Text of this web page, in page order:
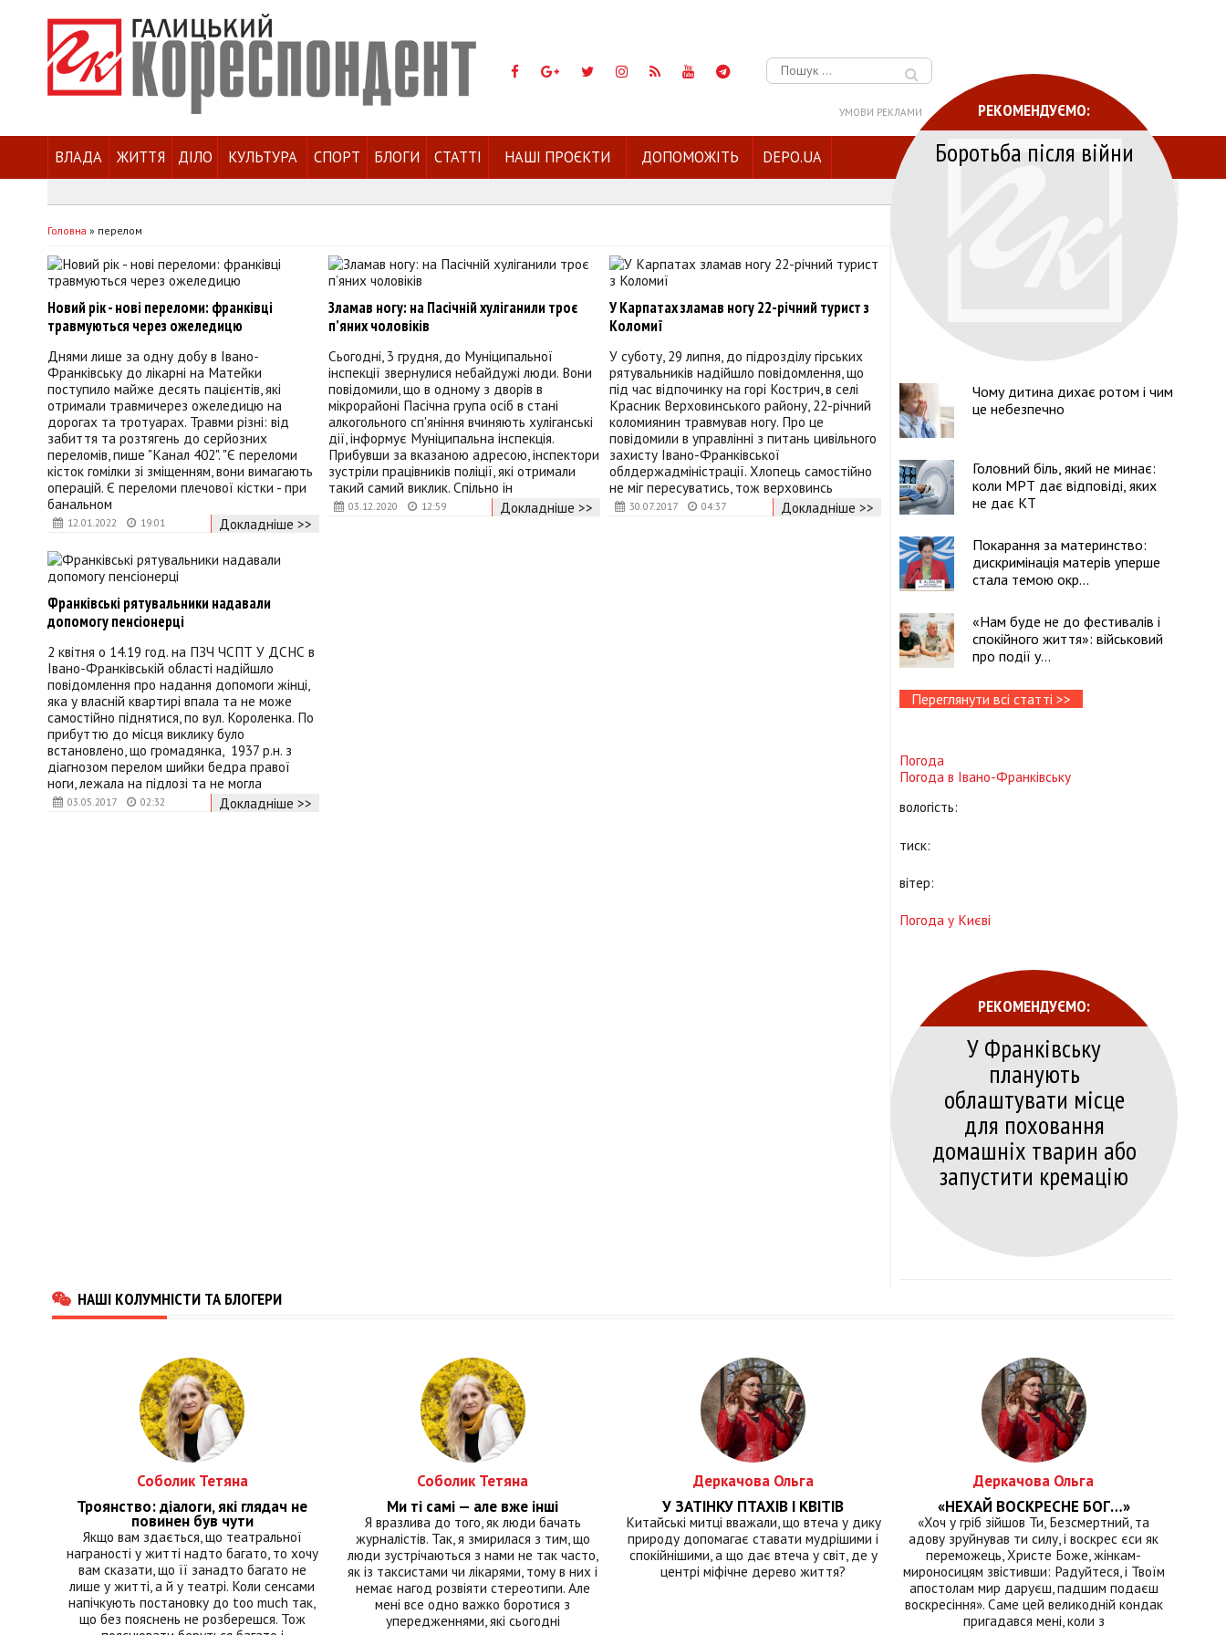
Пошук:
УМОВИ РЕКЛАМИ
ВЛАДА ЖИТТЯ ДІЛО КУЛЬТУРА СПОРТ БЛОГИ СТАТТІ НАШІ ПРОЄКТИ ДОПОМОЖІТЬ DEPO.UA
Головна » перелом
12.01.2022 19:01
Новий рік - нові переломи: франківці
травмуються через ожеледицю
Днями лише за одну добу в Івано-
Франківську до лікарні на Матейки
поступило майже десять пацієнтів, які
отримали травмичерез ожеледицю на
дорогах та тротуарах. Травми різні: від
забиття та розтягень до серйозних
переломів, пише "Канал 402". "Є переломи
кісток гомілки зі зміщенням, вони вимагають
операцій. Є переломи плечової кістки - при
банальном
Докладніше >>
03.12.2020 12:59
Зламав ногу: на Пасічній хуліганили троє
п’яних чоловіків
Сьогодні, 3 грудня, до Муніципальної
інспекції звернулися небайдужі люди. Вони
повідомили, що в одному з дворів в
мікрорайоні Пасічна група осіб в стані
алкогольного сп'яніння вчиняють хуліганські
дії, інформує Муніципальна інспекція.
Прибувши за вказаною адресою, інспектори
зустріли працівників поліції, які отримали
такий самий виклик. Спільно ін
Докладніше >>
30.07.2017 04:37
У Карпатах зламав ногу 22-річний турист з
Коломиї
У суботу, 29 липня, до підрозділу гірських
рятувальників надійшло повідомлення, що
під час відпочинку на горі Кострич, в селі
Красник Верховинського району, 22-річний
коломиянин травмував ногу. Про це
повідомили в управлінні з питань цивільного
захисту Івано-Франківської
облдержадміністрації. Хлопець самостійно
не міг пересуватись, тож верховинсь
Докладніше >>
03.05.2017 02:32
Франківські рятувальники надавали
допомогу пенсіонерці
2 квітня о 14.19 год. на ПЗЧ ЧСПТ У ДСНС в
Івано-Франківській області надійшло
повідомлення про надання допомоги жінці,
яка у власній квартирі впала та не може
самостійно піднятися, по вул. Короленка. По
прибуттю до місця виклику було
встановлено, що громадянка, 1937 р.н. з
діагнозом перелом шийки бедра правої
ноги, лежала на підлозі та не могла
Докладніше >>
РЕКОМЕНДУЄМО:
Боротьба після війни
Чому дитина дихає ротом і чим
це небезпечно
Головний біль, який не минає:
коли МРТ дає відповіді, яких
не дає КТ
Покарання за материнство:
дискримінація матерів уперше
стала темою окр...
«Нам буде не до фестивалів і
спокійного життя»: військовий
про події у...
Переглянути всі статті >>
Погода
Погода в Івано-Франківську
вологість:
тиск:
вітер:
Погода у Києві
РЕКОМЕНДУЄМО:
У Франківську
планують
облаштувати місце
для поховання
домашніх тварин або
запустити кремацію
НАШІ КОЛУМНІСТИ ТА БЛОГЕРИ
Соболик Тетяна
Троянство: діалоги, які глядач не
повинен був чути
Якщо вам здається, що театральної
награності у житті надто багато, то хочу
вам сказати, що її занадто багато не
лише у житті, а й у театрі. Коли сенсами
напічкують постановку до too much так,
що без пояснень не розберешся. Тож
Соболик Тетяна
Ми ті самі — але вже інші
Я вразлива до того, як люди бачать
журналістів. Так, я змирилася з тим, що
люди зустрічаються з нами не так часто,
як із таксистами чи лікарями, тому в них і
немає нагод розвіяти стереотипи. Але
мені все одно важко боротися з
упередженнями, які сьогодні
Деркачова Ольга
У ЗАТІНКУ ПТАХІВ І КВІТІВ
Китайські митці вважали, що втеча у дику
природу допомагає ставати мудрішими і
спокійнішими, а що дає втеча у світ, де у
центрі міфічне дерево життя?
Деркачова Ольга
«НЕХАЙ ВОСКРЕСНЕ БОГ…»
«Хоч у гріб зійшов Ти, Безсмертний, та
адову зруйнував ти силу, і воскрес єси як
переможець, Христе Боже, жінкам-
мироносицям звістивши: Радуйтеся, і Твоїм
апостолам мир даруєш, падшим подаєш
воскресіння». Саме цей великодній кондак
пригадався мені, коли з